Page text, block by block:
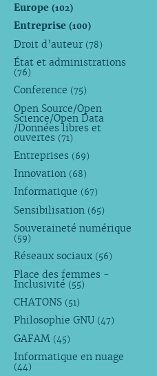
Europe (102)
Entreprise (100)
Droit d’auteur (78)
État et administrations
(76)
Conference (75)
Open Source/Open
Science/Open Data
/Données libres et
ouvertes (71)
Entreprises (69)
Innovation (68)
Informatique (67)
Sensibilisation (65)
Souveraineté numérique
(59)
Réseaux sociaux (56)
Place des femmes -
Inclusivité (55)
CHATONS (51)
Philosophie GNU (47)
GAFAM (45)
Informatique en nuage
(44)